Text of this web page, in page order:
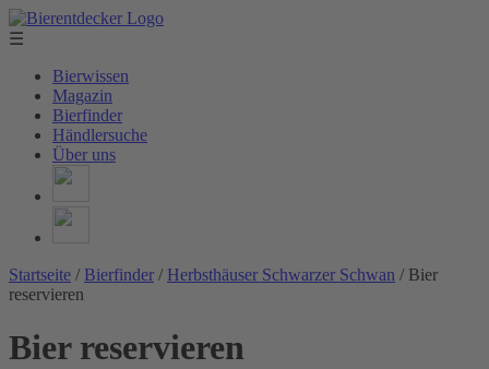
☰
Bierwissen
Magazin
Bierfinder
Händlersuche
Über uns
Startseite / Bierfinder / Herbsthäuser Schwarzer Schwan / Bier
reservieren
Bier reservieren